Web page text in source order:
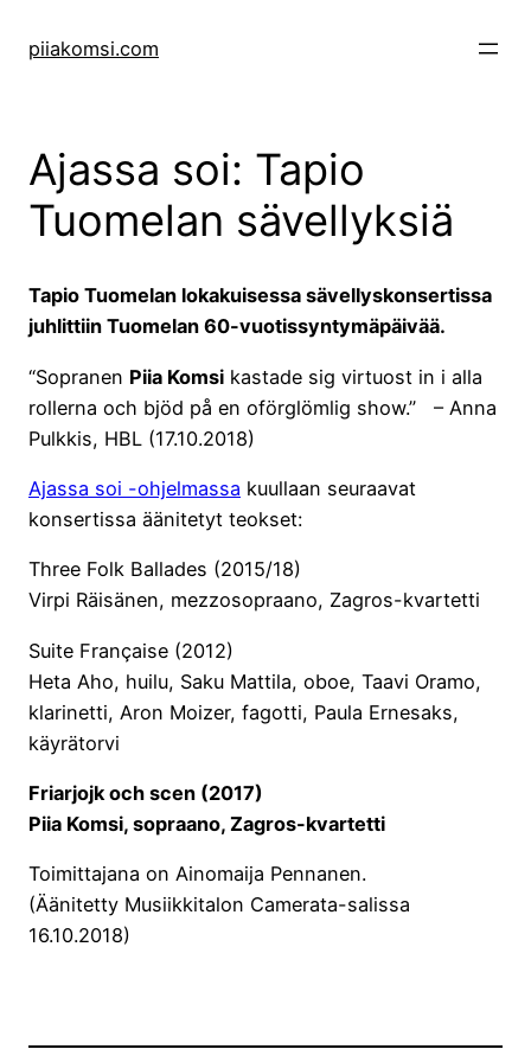
piiakomsi.com
Ajassa soi: Tapio
Tuomelan sävellyksiä
Tapio Tuomelan lokakuisessa sävellyskonsertissa
juhlittiin Tuomelan 60-vuotissyntymäpäivää.
“Sopranen Piia Komsi kastade sig virtuost in i alla
rollerna och bjöd på en oförglömlig show.” – Anna
Pulkkis, HBL (17.10.2018)
Ajassa soi -ohjelmassa kuullaan seuraavat
konsertissa äänitetyt teokset:
Three Folk Ballades (2015/18)
Virpi Räisänen, mezzosopraano, Zagros-kvartetti
Suite Française (2012)
Heta Aho, huilu, Saku Mattila, oboe, Taavi Oramo,
klarinetti, Aron Moizer, fagotti, Paula Ernesaks,
käyrätorvi
Friarjojk och scen (2017)
Piia Komsi, sopraano, Zagros-kvartetti
Toimittajana on Ainomaija Pennanen.
(Äänitetty Musiikkitalon Camerata-salissa
16.10.2018)